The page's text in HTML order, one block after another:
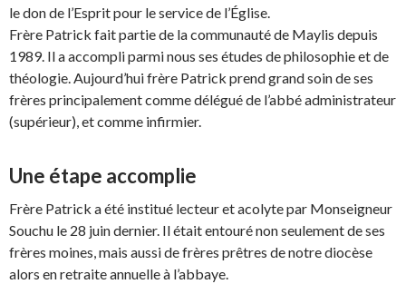
le don de l’Esprit pour le service de l’Église.
Frère Patrick fait partie de la communauté de Maylis depuis
1989. Il a accompli parmi nous ses études de philosophie et de
théologie. Aujourd’hui frère Patrick prend grand soin de ses
frères principalement comme délégué de l’abbé administrateur
(supérieur), et comme infirmier.
Une étape accomplie
Frère Patrick a été institué lecteur et acolyte par Monseigneur
Souchu le 28 juin dernier. Il était entouré non seulement de ses
frères moines, mais aussi de frères prêtres de notre diocèse
alors en retraite annuelle à l’abbaye.